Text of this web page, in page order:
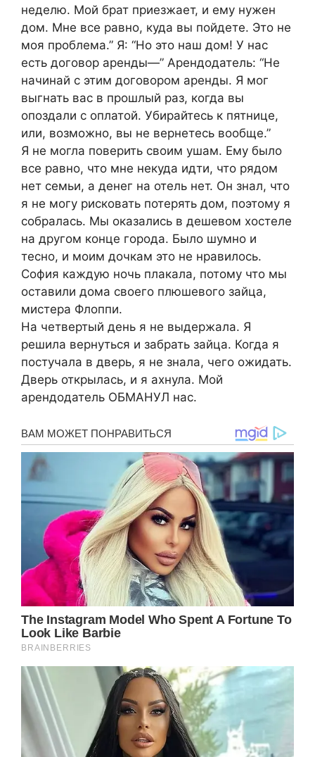
неделю. Мой брат приезжает, и ему нужен
дом. Мне все равно, куда вы пойдете. Это не
моя проблема.” Я: “Но это наш дом! У нас
есть договор аренды—” Арендодатель: “Не
начинай с этим договором аренды. Я мог
выгнать вас в прошлый раз, когда вы
опоздали с оплатой. Убирайтесь к пятнице,
или, возможно, вы не вернетесь вообще.”
Я не могла поверить своим ушам. Ему было
все равно, что мне некуда идти, что рядом
нет семьи, а денег на отель нет. Он знал, что
я не могу рисковать потерять дом, поэтому я
собралась. Мы оказались в дешевом хостеле
на другом конце города. Было шумно и
тесно, и моим дочкам это не нравилось.
София каждую ночь плакала, потому что мы
оставили дома своего плюшевого зайца,
мистера Флоппи.
На четвертый день я не выдержала. Я
решила вернуться и забрать зайца. Когда я
постучала в дверь, я не знала, чего ожидать.
Дверь открылась, и я ахнула. Мой
арендодатель ОБМАНУЛ нас.